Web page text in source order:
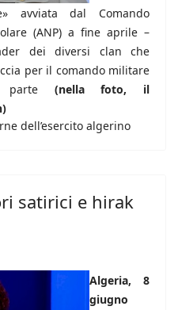
avviata dal Comando
(ANP) a fine aprile –
dei diversi clan che
per il comando militare
parte (nella foto, il
dell’esercito algerino
satirici e hirak
Algeria, 8
giugno